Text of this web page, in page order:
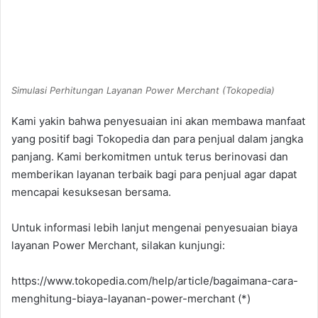
Simulasi Perhitungan Layanan Power Merchant (Tokopedia)
Kami yakin bahwa penyesuaian ini akan membawa manfaat
yang positif bagi Tokopedia dan para penjual dalam jangka
panjang. Kami berkomitmen untuk terus berinovasi dan
memberikan layanan terbaik bagi para penjual agar dapat
mencapai kesuksesan bersama.
Untuk informasi lebih lanjut mengenai penyesuaian biaya
layanan Power Merchant, silakan kunjungi:
https://www.tokopedia.com/help/article/bagaimana-cara-
menghitung-biaya-layanan-power-merchant (*)